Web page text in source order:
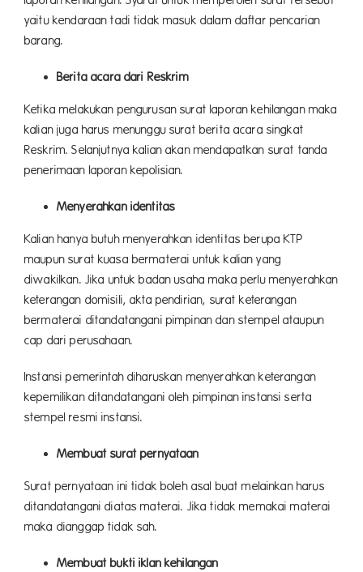
yaitu kendaraan tadi tidak masuk dalam daftar pencarian
barang.
Berita acara dari Reskrim
Ketika melakukan pengurusan surat laporan kehilangan maka
kalian juga harus menunggu surat berita acara singkat
Reskrim. Selanjutnya kalian akan mendapatkan surat tanda
penerimaan laporan kepolisian.
Menyerahkan identitas
Kalian hanya butuh menyerahkan identitas berupa KTP
maupun surat kuasa bermaterai untuk kalian yang
diwakilkan. Jika untuk badan usaha maka perlu menyerahkan
keterangan domisili, akta pendirian, surat keterangan
bermaterai ditandatangani pimpinan dan stempel ataupun
cap dari perusahaan.
Instansi pemerintah diharuskan menyerahkan keterangan
kepemilikan ditandatangani oleh pimpinan instansi serta
stempel resmi instansi.
Membuat surat pernyataan
Surat pernyataan ini tidak boleh asal buat melainkan harus
ditandatangani diatas materai. Jika tidak memakai materai
maka dianggap tidak sah.
Membuat bukti iklan kehilangan